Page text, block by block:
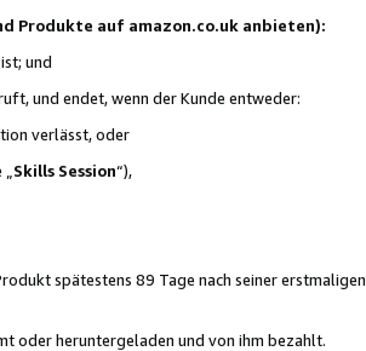
Produkte auf amazon.co.uk anbieten):
und
und endet, wenn der Kunde entweder:
verlässt, oder
Skills Session“),
spätestens 89 Tage nach seiner erstmaligen
oder heruntergeladen und von ihm bezahlt.